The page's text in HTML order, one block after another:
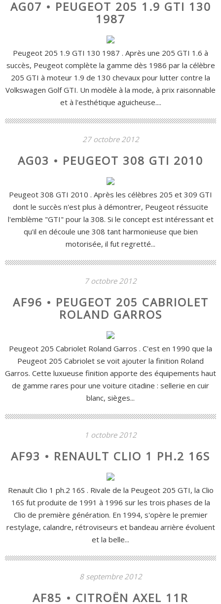
AG07 • PEUGEOT 205 1.9 GTI 130
1987
Peugeot 205 1.9 GTI 130 1987 . Après une 205 GTI 1.6 à
succès, Peugeot complète la gamme dès 1986 par la célèbre
205 GTI à moteur 1.9 de 130 chevaux pour lutter contre la
Volkswagen Golf GTI. Un modèle à la mode, à prix raisonnable
et à l'esthétique aguicheuse....
27 octobre 2012
AG03 • PEUGEOT 308 GTI 2010
Peugeot 308 GTI 2010 . Après les célèbres 205 et 309 GTI
dont le succès n'est plus à démontrer, Peugeot réssucite
l'emblème "GTI" pour la 308. Si le concept est intéressant et
qu'il en découle une 308 tant harmonieuse que bien
motorisée, il fut regretté...
7 octobre 2012
AF96 • PEUGEOT 205 CABRIOLET
ROLAND GARROS
Peugeot 205 Cabriolet Roland Garros . C'est en 1990 que la
Peugeot 205 Cabriolet se voit ajouter la finition Roland
Garros. Cette luxueuse finition apporte des équipements haut
de gamme rares pour une voiture citadine : sellerie en cuir
blanc, sièges...
1 octobre 2012
AF93 • RENAULT CLIO 1 PH.2 16S
Renault Clio 1 ph.2 16S . Rivale de la Peugeot 205 GTI, la Clio
16S fut produite de 1991 à 1996 sur les trois phases de la
Clio de première génération. En 1994, s'opère le premier
restylage, calandre, rétroviseurs et bandeau arrière évoluent
et la belle...
8 septembre 2012
AF85 • CITROËN AXEL 11R